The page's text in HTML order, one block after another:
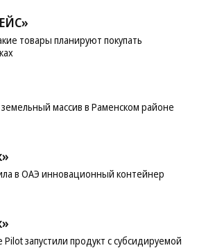
товары планируют покупать
массив в Раменском районе
в ОАЭ инновационный контейнер
запустили продукт с субсидируемой